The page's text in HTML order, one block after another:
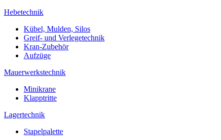
Hebetechnik
Kübel, Mulden, Silos
Greif- und Verlegetechnik
Kran-Zubehör
Aufzüge
Mauerwerkstechnik
Minikrane
Klapptritte
Lagertechnik
Stapelpalette